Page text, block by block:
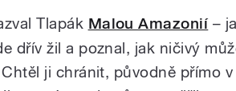
Tlapák Malou Amazonií–
dřív žil a poznal, jak ničivý
ji chránit, původně přímo